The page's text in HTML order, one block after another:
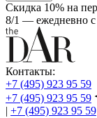
Скидка 10% на
8/1 — ежедневно с
Контакты:
+7 (495) 923 95 59
+7 (495) 923 95 59
| +7 (495) 923 95 59